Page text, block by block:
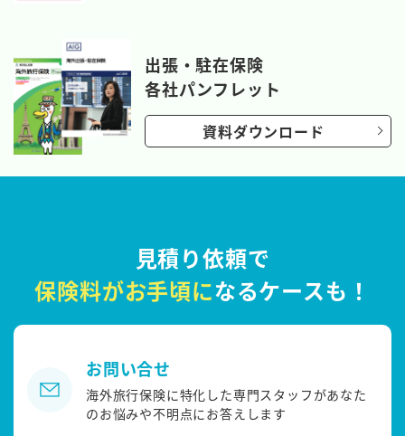
出張・駐在保険
各社パンフレット
資料ダウンロード
見積り依頼で
保険料がお手頃になるケースも！
お問い合せ
海外旅行保険に特化した専門スタッフがあなた
のお悩みや不明点にお答えします